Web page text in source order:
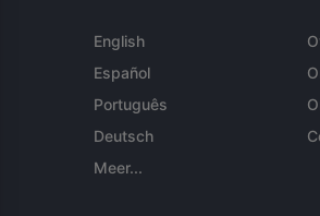
English
Español
Português
Deutsch
Meer...